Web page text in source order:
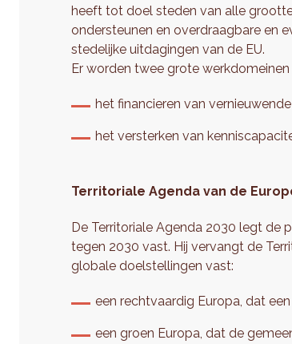
heeft tot doel steden van alle
ondersteunen en overdraagbare en
stedelijke uitdagingen van de EU.
Er worden twee grote
het financieren van
het versterken van
Territoriale Agenda van de
De Territoriale Agenda 2030 legt de
tegen 2030 vast. Hij vervangt de
globale doelstellingen vast:
een rechtvaardig Europa, dat
een groen Europa, dat de